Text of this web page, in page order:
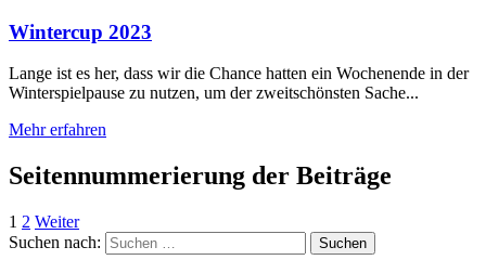
Wintercup 2023
Lange ist es her, dass wir die Chance hatten ein Wochenende in der
Winterspielpause zu nutzen, um der zweitschönsten Sache...
Mehr erfahren
Seitennummerierung der Beiträge
1 2 Weiter
Suchen nach: